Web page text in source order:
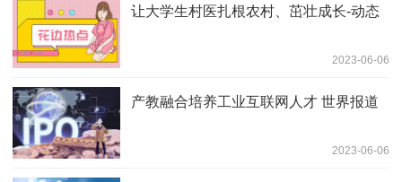
让大学生村医扎根农村、茁壮成长-动态
2023-06-06
产教融合培养工业互联网人才 世界报道
2023-06-06